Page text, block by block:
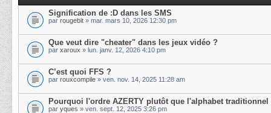
Signification de :D dans les SMS
par rougebit » mar. mars 10, 2026 12:30 pm
Que veut dire "cheater" dans les jeux vidéo ?
par xaroux » lun. janv. 12, 2026 4:10 pm
C’est quoi FFS ?
par rouxcompile » ven. nov. 14, 2025 11:28 am
Pourquoi l'ordre AZERTY plutôt que l'alphabet traditionnel
par yques » ven. sept. 12, 2025 3:26 pm